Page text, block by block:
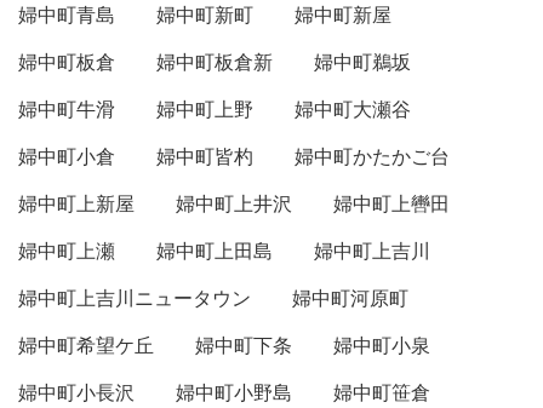
婦中町青島
婦中町新町
婦中町新屋
婦中町板倉
婦中町板倉新
婦中町鵜坂
婦中町牛滑
婦中町上野
婦中町大瀬谷
婦中町小倉
婦中町皆杓
婦中町かたかご台
婦中町上新屋
婦中町上井沢
婦中町上轡田
婦中町上瀬
婦中町上田島
婦中町上吉川
婦中町上吉川ニュータウン
婦中町河原町
婦中町希望ケ丘
婦中町下条
婦中町小泉
婦中町小長沢
婦中町小野島
婦中町笹倉